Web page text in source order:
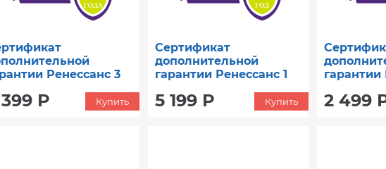
Ренессанс 3
Р Купить
Сертификат
дополнительной
гарантии Ренессанс 1
5 199 Р Купить
гарантии
2 499